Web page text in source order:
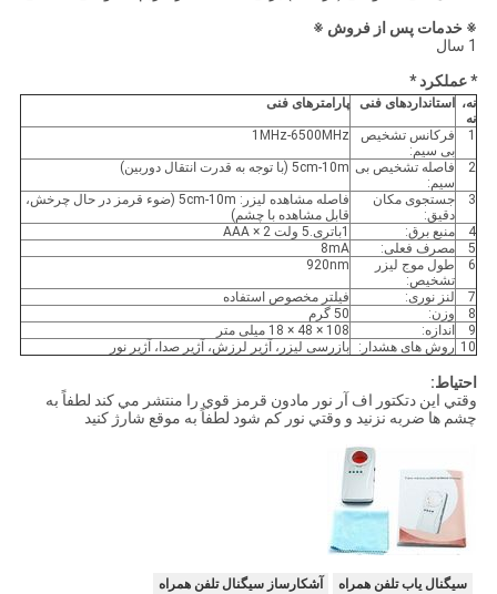
※ خدمات پس از فروش ※
1 سال
* عملکرد *
نه،
نه
استانداردهای فنی پارامترهای فنی
1
فرکانس تشخیص
بی سیم:
1MHz-6500MHz
2
فاصله تشخیص بی
سیم:
5cm-10m (با توجه به قدرت انتقال دوربین)
3
جستجوی مکان
دقیق:
فاصله مشاهده لیزر: 5cm-10m (ضوء قرمز در حال چرخش،
قابل مشاهده با چشم)
4
منبع برق:
1باتری.5 ولت AAA × 2
5
مصرف فعلی:
8mA
6
طول موج لیزر
تشخیص:
920nm
7 لنز نوری:
فیلتر مخصوص استفاده
8
وزن:
50 گرم
9
اندازه:
108 × 48 × 18 میلی متر
10 روش های هشدار: بازرسی لیزر، آژیر لرزش، آژیر صدا، آژیر نور
احتیاط:
وقتي اين دتکتور اف آر نور مادون قرمز قوي را منتشر مي کند لطفاً به
چشم ها ضربه نزنيد و وقتي نور کم شود لطفاً به موقع شارژ کنید
سیگنال یاب تلفن همراه
آشکارساز سیگنال تلفن همراه